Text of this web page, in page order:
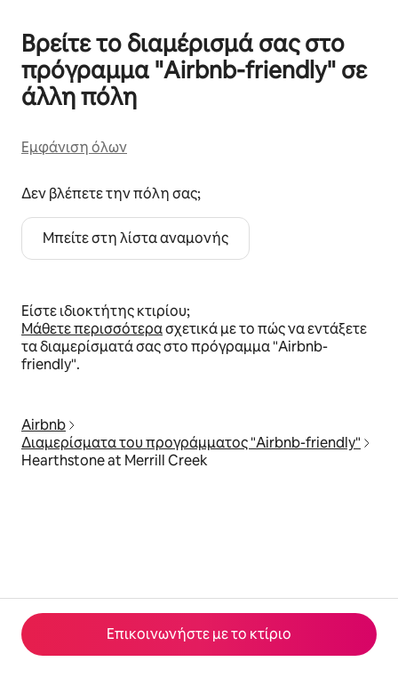
Επικοινωνήστε με το κτίριο
Βρείτε το διαμέρισμά σας στο
πρόγραμμα "Airbnb-friendly" σε
άλλη πόλη
Εμφάνιση όλων
Δεν βλέπετε την πόλη σας;
Μπείτε στη λίστα αναμονής
Είστε ιδιοκτήτης κτιρίου;
Μάθετε περισσότερασχετικά με το πώς να εντάξετε
τα διαμερίσματά σας στο πρόγραμμα "Airbnb-
friendly".
Airbnb
Διαμερίσματα του προγράμματος "Airbnb-friendly"
Hearthstone at Merrill Creek